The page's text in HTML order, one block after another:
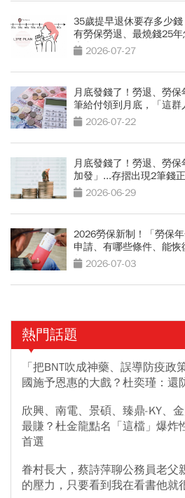
35歲提早退休要存多少
有勞保勞退、最燒錢25
光存款
2026-07-27
月底發錢了！勞退、勞
筆給付領到月底，「這
2026-07-22
月底發錢了！勞退、勞
加發」...存摺出現2筆錢
2026-06-29
2026勞保新制！「勞保
申請、有哪些條件、能
包 2026-07-03
熱門話題
「把BNT吹成神藥、誤導防疫政
國施予恩惠的大戲？杜奕瑾：還
欣興、南電、景碩、臻鼎-KY、
最賺？杜金龍點名「這檔」爆炸
首選
眷村長大，蔡詩萍聊公務員老父
的壓力，只要看到我在看書他就